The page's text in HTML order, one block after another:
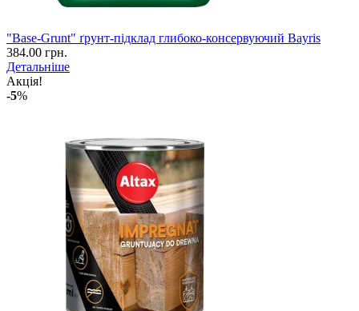
"Base-Grunt" ґрунт-підклад глибоко-консервуючий Bayris
384.00 грн.
Детальніше
Акція!
-5%